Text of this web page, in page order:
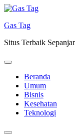
Skip
content
Gas Tag
Situs Terbaik
Beranda
Umum
Bisnis
Kesehatan
Teknologi